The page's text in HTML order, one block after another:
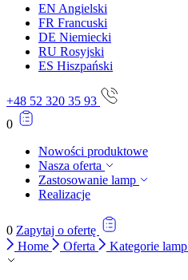
EN Angielski
FR Francuski
DE Niemiecki
RU Rosyjski
ES Hiszpański
+48 52 320 35 93
0
Nowości produktowe
Nasza oferta
Zastosowanie lamp
Realizacje
0 Zapytaj o ofertę
Home
Oferta Kategorie lamp